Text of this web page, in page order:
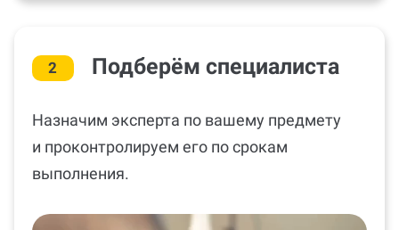
2 Подберём специалиста
Назначим эксперта по вашему предмету
и проконтролируем его по срокам
выполнения.